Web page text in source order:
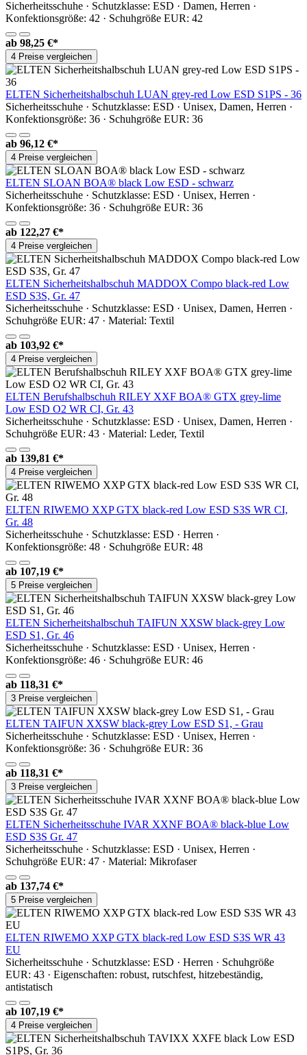
Sicherheitsschuhe · Schutzklasse: ESD · Damen, Herren ·
Konfektionsgröße: 42 · Schuhgröße EUR: 42
ab 98,25 €*
4 Preise vergleichen
ELTEN Sicherheitshalbschuh LUAN grey-red Low ESD S1PS - 36
Sicherheitsschuhe · Schutzklasse: ESD · Unisex, Damen, Herren ·
Konfektionsgröße: 36 · Schuhgröße EUR: 36
ab 96,12 €*
4 Preise vergleichen
ELTEN SLOAN BOA® black Low ESD - schwarz
Sicherheitsschuhe · Schutzklasse: ESD · Unisex, Herren ·
Konfektionsgröße: 36 · Schuhgröße EUR: 36
ab 122,27 €*
4 Preise vergleichen
ELTEN Sicherheitshalbschuh MADDOX Compo black-red Low
ESD S3S, Gr. 47
Sicherheitsschuhe · Schutzklasse: ESD · Unisex, Damen, Herren ·
Schuhgröße EUR: 47 · Material: Textil
ab 103,92 €*
4 Preise vergleichen
ELTEN Berufshalbschuh RILEY XXF BOA® GTX grey-lime
Low ESD O2 WR CI, Gr. 43
Sicherheitsschuhe · Schutzklasse: ESD · Unisex, Damen, Herren ·
Schuhgröße EUR: 43 · Material: Leder, Textil
ab 139,81 €*
4 Preise vergleichen
ELTEN RIWEMO XXP GTX black-red Low ESD S3S WR CI,
Gr. 48
Sicherheitsschuhe · Schutzklasse: ESD · Herren ·
Konfektionsgröße: 48 · Schuhgröße EUR: 48
ab 107,19 €*
5 Preise vergleichen
ELTEN Sicherheitshalbschuh TAIFUN XXSW black-grey Low
ESD S1, Gr. 46
Sicherheitsschuhe · Schutzklasse: ESD · Unisex, Herren ·
Konfektionsgröße: 46 · Schuhgröße EUR: 46
ab 118,31 €*
3 Preise vergleichen
ELTEN TAIFUN XXSW black-grey Low ESD S1, - Grau
Sicherheitsschuhe · Schutzklasse: ESD · Unisex, Herren ·
Konfektionsgröße: 36 · Schuhgröße EUR: 36
ab 118,31 €*
3 Preise vergleichen
ELTEN Sicherheitsschuhe IVAR XXNF BOA® black-blue Low
ESD S3S Gr. 47
Sicherheitsschuhe · Schutzklasse: ESD · Unisex, Herren ·
Schuhgröße EUR: 47 · Material: Mikrofaser
ab 137,74 €*
5 Preise vergleichen
ELTEN RIWEMO XXP GTX black-red Low ESD S3S WR 43
EU
Sicherheitsschuhe · Schutzklasse: ESD · Herren · Schuhgröße
EUR: 43 · Eigenschaften: robust, rutschfest, hitzebeständig,
antistatisch
ab 107,19 €*
4 Preise vergleichen